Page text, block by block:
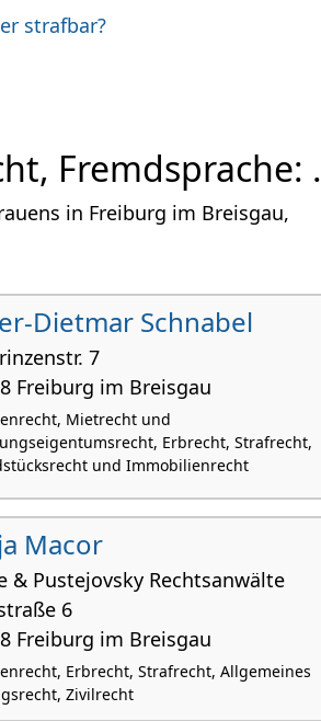
strafbar?
Fremdsprache: .
in Freiburg im Breisgau,
Dietmar Schnabel
7
Freiburg im Breisgau
Mietrecht und
Erbrecht, Strafrecht,
und Immobilienrecht
Macor
& Pustejovsky Rechtsanwälte
6
Freiburg im Breisgau
Erbrecht, Strafrecht, Allgemeines
Zivilrecht